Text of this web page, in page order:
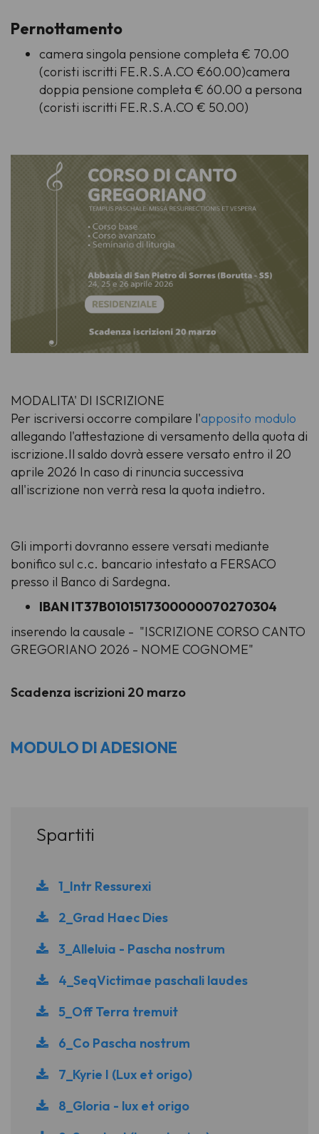
Pernottamento
camera singola pensione completa € 70.00
(coristi iscritti FE.R.S.A.CO €60.00)camera
doppia pensione completa € 60.00 a persona
(coristi iscritti FE.R.S.A.CO € 50.00)
MODALITA' DI ISCRIZIONE
Per iscriversi occorre compilare l'apposito modulo
allegando l'attestazione di versamento della quota di
iscrizione.Il saldo dovrà essere versato entro il 20
aprile 2026 In caso di rinuncia successiva
all'iscrizione non verrà resa la quota indietro.
Gli importi dovranno essere versati mediante
bonifico sul c.c. bancario intestato a FERSACO
presso il Banco di Sardegna.
IBAN IT37B0101517300000070270304
inserendo la causale - "ISCRIZIONE CORSO CANTO
GREGORIANO 2026 - NOME COGNOME"
Scadenza iscrizioni 20 marzo
MODULO DI ADESIONE
Spartiti
1_Intr Ressurexi
2_Grad Haec Dies
3_Alleluia - Pascha nostrum
4_SeqVictimae paschali laudes
5_Off Terra tremuit
6_Co Pascha nostrum
7_Kyrie I (Lux et origo)
8_Gloria - lux et origo